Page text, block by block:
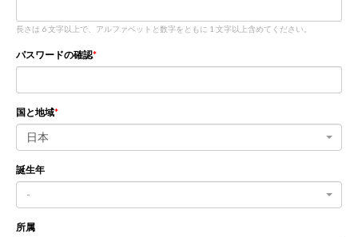
長さは 6 文字以上で、アルファベットと数字をともに 1 文字以上含めてください。
パスワードの確認
国と地域
日本
誕生年
-
所属